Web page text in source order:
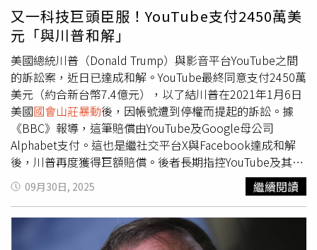
為由挑戰媒體。今年7月，他與《BBC》的美國合作夥伴哥
倫比亞廣播公司（CBS News）及其母公司派拉蒙
（Paramount）達成1,600萬美元和解，該案涉及川普指控
對方「惡意剪輯」其與副總統暨民主黨候選人賀錦麗
（Kamala Harris）的訪問內容。此外，《紐約時報》（The
New York Times）、《CNN》與《得梅因紀事報》（Des
Moines Register）等媒體也都曾面臨川普的訴訟。
問題卻無所作為」感到絕望。《BBC》近期亦面臨多起公正
性爭議。包括主持人克羅克索（Martine Croxall）在新聞頻
道直播中，擅自修改稿件將「孕婦」改為「懷孕者」
（pregnant people）而被投訴；以及製作關於加薩的紀錄
片時，未揭露旁白者竟是哈瑪斯（Hamas）官員之子。此
外，《BBC》在格拉斯頓柏立當代表演藝術節
（Glastonbury Festival of Contemporary Performing
Arts）的轉播中，讓龐克饒舌二人組「Bob Vylan」領唱
「死吧，死吧，以色列國防軍（IDF）」的口號，也被裁定
違反節目準則。文化、媒體與體育委員會（Culture, Media
and Sport Committee）主席迪尼吉（Dame Caroline
Dineage）批評《BBC》「陷入一連串幾乎不間斷的危機與
錯誤」，嚴重損害其聲譽。前《BBC》電視新聞主管莫西
（Roger Mosey）則指出，《BBC》對最新醜聞「反應太
慢」，並直言：「這樣的剪輯手法無法被辯護。」而英國國
的決策」，並指出過去15年來，美國對巴西累積高達4100
億美元的貿易順差。儘管存在這些政治衝突，川普在川魯會
前仍釋出樂觀訊號，表示期待與對方達成協議，並建立穩固
的雙邊關係。儘管他對波索納洛的命運感到擔憂，「我認為
我們應該能為2國達成一些相當不錯的協議。」巴西外交部
執行秘書羅沙（Marcio Rosa）事後則透露，整場會談中未
提及波索納洛，顯示雙方刻意將政治分歧與經貿談判脫鉤。
巴西外交部長維埃拉（Mauro Vieira）進一步說明，談判將
立即展開，巴西已要求在協商期間暫停關稅措施，惟美方是
否同意尚未可知，「我們期望在近期，也就是數週內完成解
決當前美國對巴西各領域關稅的雙邊談判。」這場會晤涉及
的議題更延伸至區域地緣政治。維埃拉透露，魯拉主動提出
願協助調解美國與委內瑞拉之間的緊張關係。近期華府不僅
派遣數艘軍艦及核潛艇至委國周邊，更威脅對其所指控的毒
品集團發動地面打擊，而卡拉卡斯當局則譴責這些行動是為
又一科技巨頭臣服！YouTube支付2450萬美
元「與川普和解」
美國總統川普（Donald Trump）與影音平台YouTube之間
的訴訟案，近日已達成和解。YouTube最終同意支付2450萬
美元（約合新台幣7.4億元），以了結川普在2021年1月6日
美國國會山莊暴動後，因帳號遭到停權而提起的訴訟。據
《BBC》報導，這筆賠償由YouTube及Google母公司
Alphabet支付。這也是繼社交平台X與Facebook達成和解
後，川普再度獲得巨額賠償。後者長期指控YouTube及其他
科技巨頭存在政治偏見，聲稱在
後，這些公司
藉由停權與刪除帳號的方式，不公平地審查並壓制保守派的
聲音。當時，相關社群平台則強調，川普的發言可能煽動更
多暴力，因此必須採取行動。根據和解協議，YouTube將支
付2200萬美元給「美國國家廣場信託基金會」（Trust for
09月30日, 2025 繼續閱讀